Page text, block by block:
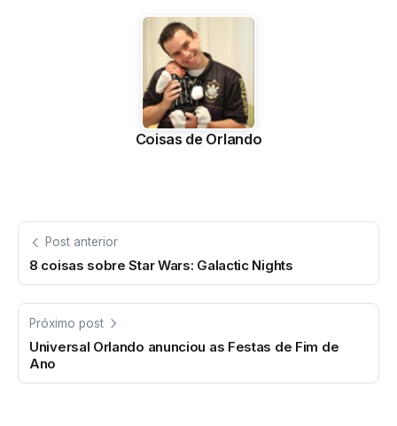
Coisas de Orlando
Post anterior
8 coisas sobre Star Wars: Galactic Nights
Próximo post
Universal Orlando anunciou as Festas de Fim de
Ano